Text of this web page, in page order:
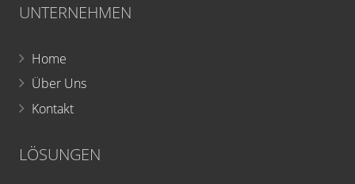
UNTERNEHMEN
Home
Über Uns
Kontakt
LÖSUNGEN